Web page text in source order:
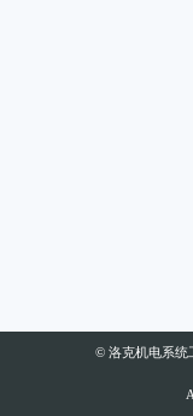
© 洛克机电系统